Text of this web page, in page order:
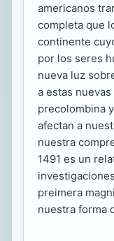
americanos
completa que
continente
por los seres
nueva luz
a estas
precolombina
afectan a
nuestra
1491 es un
preimera
nuestra forma